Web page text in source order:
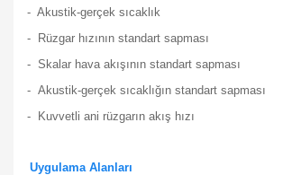
- Akustik-gerçek sıcaklık
- Rüzgar hızının standart sapması
- Skalar hava akışının standart sapması
- Akustik-gerçek sıcaklığın standart sapması
- Kuvvetli ani rüzgarın akış hızı
Uygulama Alanları